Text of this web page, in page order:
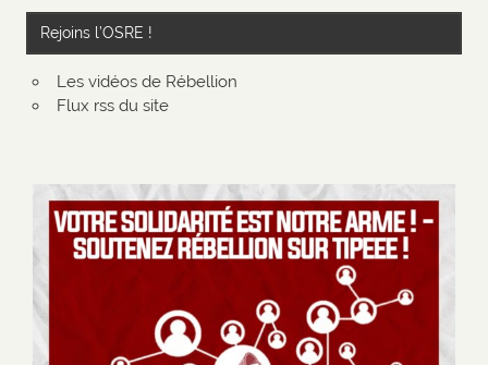
Rejoins l’OSRE !
Les vidéos de Rébellion
Flux rss du site